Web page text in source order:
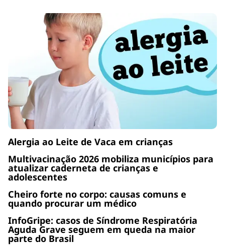
Alergia ao Leite de Vaca em crianças
Multivacinação 2026 mobiliza municípios para
atualizar caderneta de crianças e
adolescentes
Cheiro forte no corpo: causas comuns e
quando procurar um médico
InfoGripe: casos de Síndrome Respiratória
Aguda Grave seguem em queda na maior
parte do Brasil